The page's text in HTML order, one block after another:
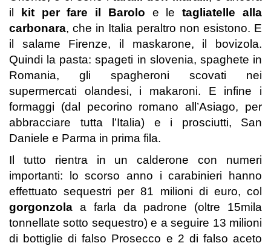
il
kit per fare il Barolo e letagliatelle alla
carbonara, che in Italia peraltro non esistono. E
il salame Firenze, il maskarone, il bovizola.
Quindi la pasta: spageti in slovenia, spaghete in
Romania, gli spagheroni scovati nei
supermercati olandesi, i makaroni. E infine i
formaggi (dal pecorino romano all’Asiago, per
abbracciare tutta l’Italia) e i prosciutti, San
Daniele e Parma in prima fila.
Il tutto rientra in un calderone con numeri
importanti: lo scorso anno i carabinieri hanno
effettuato sequestri per 81 milioni di euro, col
gorgonzola a farla da padrone (oltre 15mila
tonnellate sotto sequestro) e a seguire 13 milioni
di bottiglie di falso Prosecco e 2 di falso aceto